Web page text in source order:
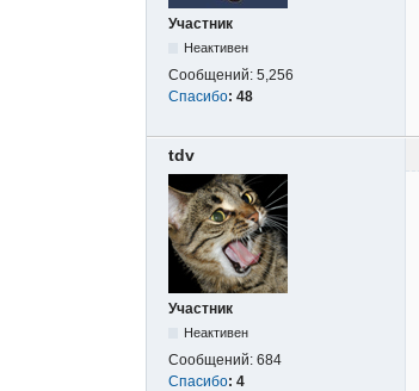
Участник
Неактивен
Сообщений: 5,256
Спасибо: 48
tdv
Участник
Неактивен
Сообщений: 684
Спасибо: 4